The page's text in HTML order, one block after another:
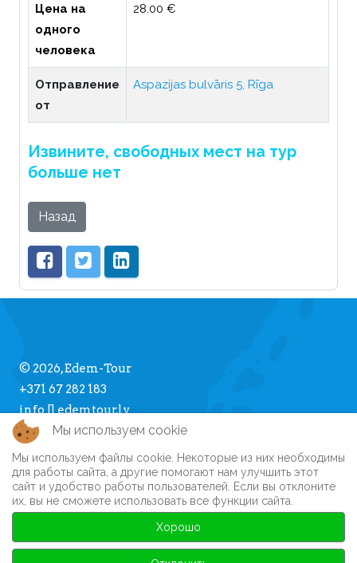
Цена на
одного
человека
28.00 €
Отправление
от
Aspazijas bulvāris 5, Rīga
Извините, свободных мест на тур
больше нет
Назад
© 2026, Edem-Tour
+371 67 282 183
info [] edemtour.lv
Про Edem-Tour
Памятка туристу
Часто задаваемые вопросы
Автобусные туры
Личный кабинет
Регистрация на сайте
Мы используем cookie
Мы используем файлы cookie. Некоторые из них необходимы
для работы сайта, а другие помогают нам улучшить этот
сайт и удобство работы пользователей. Если вы отклоните
их, вы не сможете использовать все функции сайта.
Хорошо